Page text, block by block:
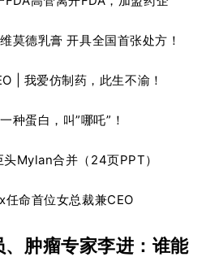
莫德乳膏 开具全国首张处方！
| 我爱仿制药，此生不渝！
种蛋白，叫”哪吒”！
Mylan合并（24页PPT）
命首位女总裁兼CEO
肿瘤专家李进： 谁能